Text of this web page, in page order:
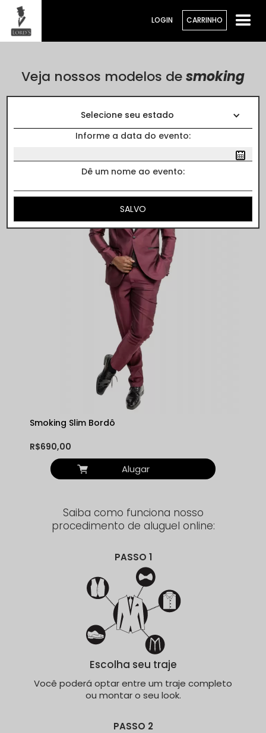
LOGIN CARRINHO
Selecione seu estado
Informe a data do evento:
Dê um nome ao evento:
Veja nossos modelos desmoking
Smoking Slim Bordô
R$690,00
Alugar
Saiba como funciona nosso
procedimento de aluguel online:
PASSO 1
Escolha seu traje
Você poderá optar entre um traje completo
ou montar o seu look.
PASSO 2